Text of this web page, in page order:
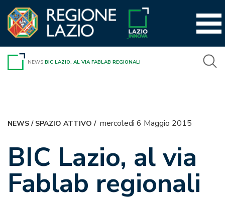
contenuto
NEWS BIC LAZIO, AL VIA FABLAB REGIONALI
NEWS/ SPAZIO ATTIVO / mercoledì 6 Maggio 2015
BIC Lazio, al via
Fablab regionali